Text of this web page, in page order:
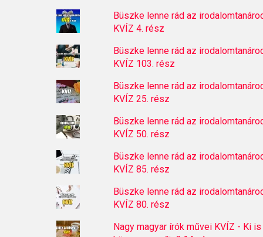
Büszke lenne rád az
KVÍZ 4. rész
Büszke lenne rád az
KVÍZ 103. rész
Büszke lenne rád az
KVÍZ 25. rész
Büszke lenne rád az
KVÍZ 50. rész
Büszke lenne rád az
KVÍZ 85. rész
Büszke lenne rád az
KVÍZ 80. rész
Nagy magyar írók művei KVÍZ - Ki is